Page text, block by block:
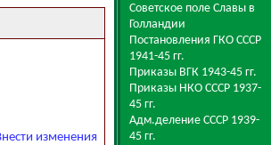
изменения
Советское поле Славы в
Голландии
Постановления ГКО СССР
1941-45 гг.
Приказы ВГК 1943-45 гг.
Приказы НКО СССР 1937-
45 гг.
Адм.деление СССР 1939-
45 гг.